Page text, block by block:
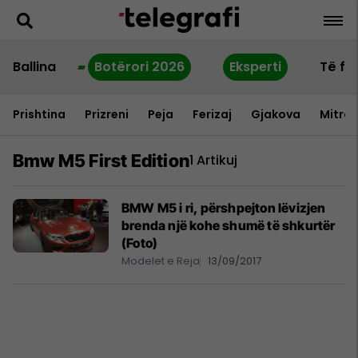
Ballina Botërori 2026 Eksperti Të
Prishtina Prizreni Peja Ferizaj Gjakova
Bmw M5 First Edition1 Artikuj
BMW M5 i ri, përshpejton lëvizjen
brenda një kohe shumë të shkurtër
(Foto)
Modelet e Reja 13/09/2017